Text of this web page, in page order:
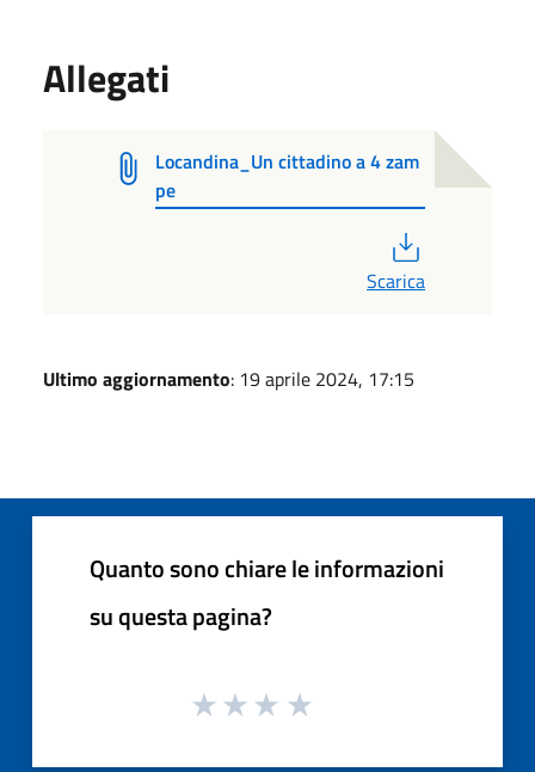
Allegati
Locandina_Un cittadino a 4 zam
pe
Scarica
Ultimo aggiornamento: 19 aprile 2024, 17:15
Quanto sono chiare le informazioni
su questa pagina?